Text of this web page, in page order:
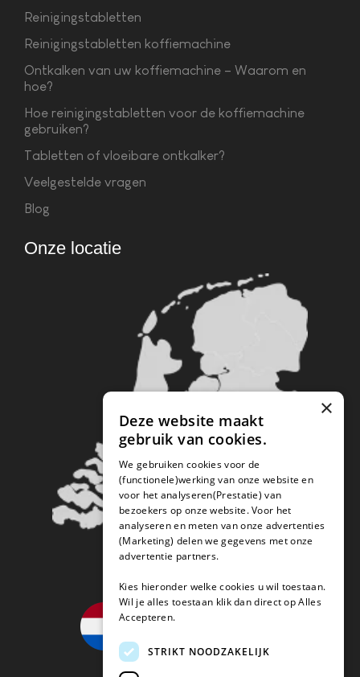
Reinigingstabletten
Reinigingstabletten koffiemachine
Ontkalken van uw koffiemachine – Waarom en
hoe?
Hoe reinigingstabletten voor de koffiemachine
gebruiken?
Tabletten of vloeibare ontkalker?
Veelgestelde vragen
Blog
Onze locatie
×
Deze website maakt
gebruik van cookies.
We gebruiken cookies voor de
(functionele)werking van onze website en
voor het analyseren(Prestatie) van
bezoekers op onze website. Voor het
analyseren en meten van onze advertenties
(Marketing) delen we gegevens met onze
advertentie partners.
Kies hieronder welke cookies u wil toestaan.
Wil je alles toestaan klik dan direct op Alles
Accepteren.
STRIKT NOODZAKELIJK